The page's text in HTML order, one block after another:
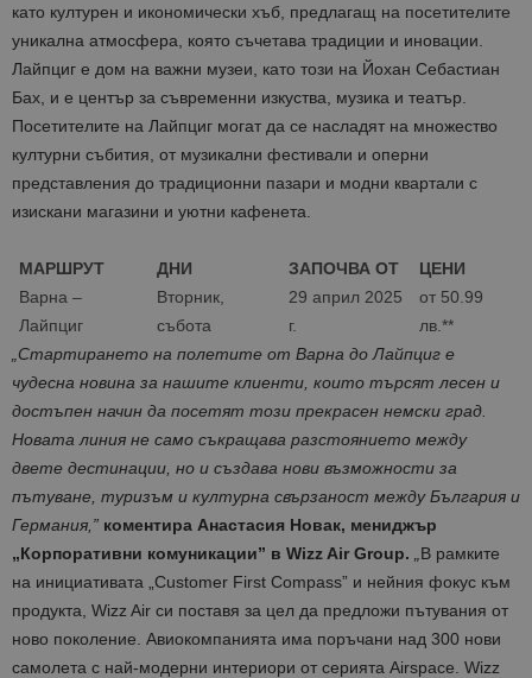
като културен и икономически хъб, предлагащ на посетителите
уникална атмосфера, която съчетава традиции и иновации.
Лайпциг е дом на важни музеи, като този на Йохан Себастиан
Бах, и е център за съвременни изкуства, музика и театър.
Посетителите на Лайпциг могат да се насладят на множество
културни събития, от музикални фестивали и оперни
представления до традиционни пазари и модни квартали с
изискани магазини и уютни кафенета.
МАРШРУТ ДНИ ЗАПОЧВА ОТ
ЦЕНИ
Варна –
Лайпциг
Вторник,
събота
29 април 2025
г.
от 50.99
лв.**
„Стартирането на полетите от Варна до Лайпциг е
чудесна новина за нашите клиенти, които търсят лесен и
достъпен начин да посетят този прекрасен немски град.
Новата линия не само съкращава разстоянието между
двете дестинации, но и създава нови възможности за
пътуване, туризъм и културна свързаност между България и
Германия,” коментира Анастасия Новак, мениджър
„Корпоративни комуникации” в Wizz Air Group.
В рамките
на инициативата „Customer First Compass” и нейния фокус към
продукта, Wizz Air си поставя за цел да предложи пътувания от
ново поколение. Авиокомпанията има поръчани над 300 нови
самолета с най-модерни интериори от серията Airspace. Wizz